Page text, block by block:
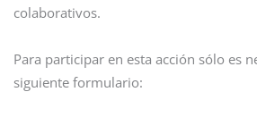
colaborativos.
Para participar en esta acción sólo es
siguiente formulario: